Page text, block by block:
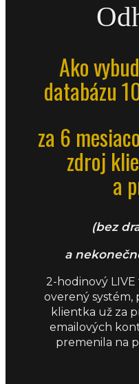
Ako
databázu
za 6
zdroj
a
(bez
a
2-hodinový
overený systém,
klientka už za
emailových
premenila na